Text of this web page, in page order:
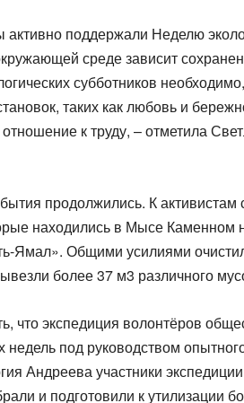
поддержали Неделю
среде зависит
субботников
таких как любовь и
к труду, – отметила
продолжились. К
находились в Мысе Каменном
Ямал». Общими усилиями
более 37 м3 различного
что экспедиция волонтёров
недель под руководством
Андреева участники
и подготовили к утилизации